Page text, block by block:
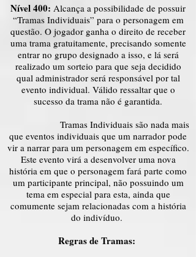
Nível 400: Alcança a possibilidade de possuir
“Tramas Individuais” para o personagem em
questão. O jogador ganha o direito de receber
uma trama gratuitamente, precisando somente
entrar no grupo designado a isso, e lá será
realizado um sorteio para que seja decidido
qual administrador será responsável por tal
evento individual. Válido ressaltar que o
sucesso da trama não é garantida.
Tramas Individuais são nada mais
que eventos individuais que um narrador pode
vir a narrar para um personagem em específico.
Este evento virá a desenvolver uma nova
história em que o personagem fará parte como
um participante principal, não possuindo um
tema em especial para esta, ainda que
comumente sejam relacionadas com a história
do indivíduo.
Regras de Tramas: